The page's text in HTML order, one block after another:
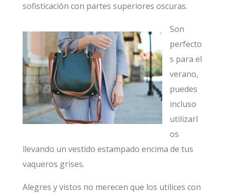
sofisticación con partes superiores oscuras.
Son
perfecto
s para el
verano,
puedes
incluso
utilizarl
os
llevando un vestido estampado encima de tus
vaqueros grises.
Alegres y vistos no merecen que los utilices con